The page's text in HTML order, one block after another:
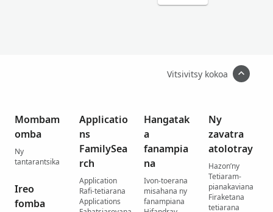
Vitsivitsy kokoa
Mombam
omba
Ny
tantarantsika
Ireo
fomba
Applicatio
ns
FamilySea
rch
Application
Rafi-tetiarana
Applications
Hangatak
a
fanampia
na
Ivon-toerana
misahana ny
fanampiana
Ny
zavatra
atolotray
Hazon’ny
Tetiaram-
pianakaviana
Firaketana
tetiarana